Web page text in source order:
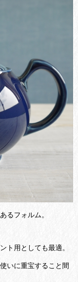
るフォルム。
ト用としても最適。
いに重宝すること間